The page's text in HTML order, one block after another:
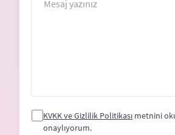
KVKK ve Gizlilik Politikası metnini
onaylıyorum.